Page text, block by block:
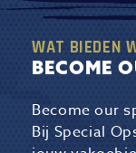
WAT BIEDEN
BECOME
Become our
Bij Special